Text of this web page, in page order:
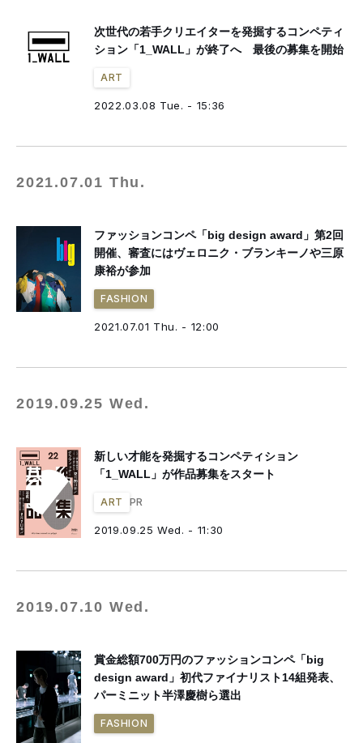
次世代の若手クリエイターを発掘するコンペティ
ション「1_WALL」が終了へ 最後の募集を開始
ART
2022.03.08 Tue. - 15:36
2021.07.01 Thu.
ファッションコンペ「big design award」第2回
開催、審査にはヴェロニク・ブランキーノや三原
康裕が参加
FASHION
2021.07.01 Thu. - 12:00
2019.09.25 Wed.
新しい才能を発掘するコンペティション
「1_WALL」が作品募集をスタート
ART PR
2019.09.25 Wed. - 11:30
2019.07.10 Wed.
賞金総額700万円のファッションコンペ「big
design award」初代ファイナリスト14組発表、
パーミニット半澤慶樹ら選出
FASHION